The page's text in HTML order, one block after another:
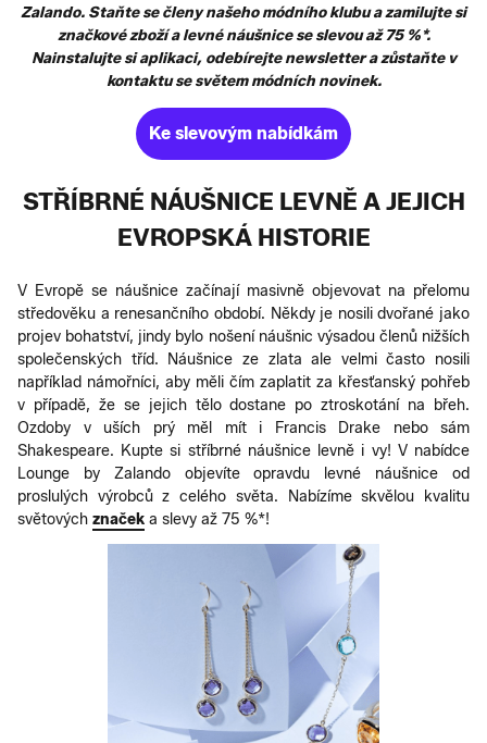
Zalando. Staňte se členy našeho módního klubu a zamilujte si
značkové zboží a levné náušnice se slevou až 75 %*.
Nainstalujte si aplikaci, odebírejte newsletter a zůstaňte v
kontaktu se světem módních novinek.
Ke slevovým nabídkám
STŘÍBRNÉ NÁUŠNICE LEVNĚ A JEJICH
EVROPSKÁ HISTORIE
V Evropě se náušnice začínají masivně objevovat na přelomu
středověku a renesančního období. Někdy je nosili dvořané jako
projev bohatství, jindy bylo nošení náušnic výsadou členů nižších
společenských tříd. Náušnice ze zlata ale velmi často nosili
například námořníci, aby měli čím zaplatit za křesťanský pohřeb
v případě, že se jejich tělo dostane po ztroskotání na břeh.
Ozdoby v uších prý měl mít i Francis Drake nebo sám
Shakespeare. Kupte si stříbrné náušnice levně i vy! V nabídce
Lounge by Zalando objevíte opravdu levné náušnice od
proslulých výrobců z celého světa. Nabízíme skvělou kvalitu
světových značek a slevy až 75 %*!